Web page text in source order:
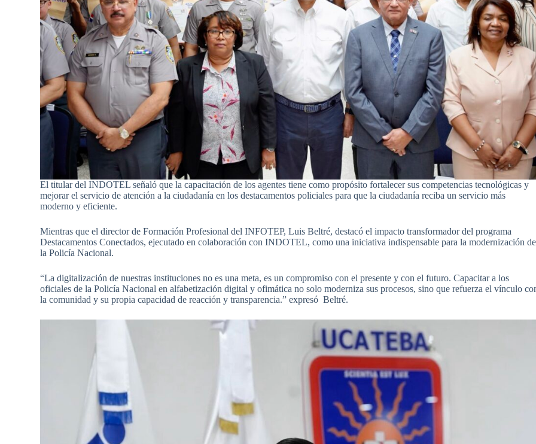
El titular del INDOTEL señaló que la capacitación de los agentes tiene como propósito fortalecer sus competencias tecnológicas y
mejorar el servicio de atención a la ciudadanía en los destacamentos policiales para que la ciudadanía reciba un servicio más
moderno y eficiente.
Mientras que el director de Formación Profesional del INFOTEP, Luis Beltré, destacó el impacto transformador del programa
Destacamentos Conectados, ejecutado en colaboración con INDOTEL, como una iniciativa indispensable para la modernización de
la Policía Nacional.
“La digitalización de nuestras instituciones no es una meta, es un compromiso con el presente y con el futuro. Capacitar a los
oficiales de la Policía Nacional en alfabetización digital y ofimática no solo moderniza sus procesos, sino que refuerza el vínculo
la comunidad y su propia capacidad de reacción y transparencia.” expresó Beltré.